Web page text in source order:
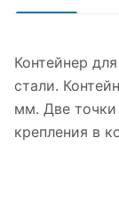
Контейнер
стали.
мм. Две точки
крепления в